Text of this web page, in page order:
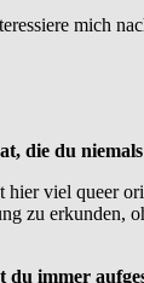
mich
die du
viel queer
zu
du immer